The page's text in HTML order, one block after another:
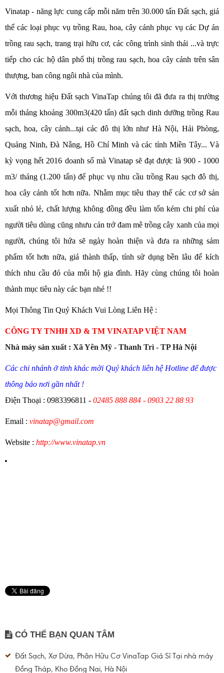
Vinatap - năng lực cung cấp mỗi năm trên 30.000 tấn Đất sạch, giá
thể các loại phục vụ trồng Rau, hoa, cây cảnh phục vụ các Dự án
trồng rau sạch, trang trại hữu cơ, các công trình sinh thái ...và trực
tiếp cho các hộ dân phố thị trồng rau sạch, hoa cây cảnh trên sân
thượng, ban công ngôi nhà của mình.
Với thương hiệu Đất sạch VinaTap chúng tôi đã đưa ra thị trường
mỗi tháng khoảng 300m3(420 tấn) đất sạch dinh dưỡng trồng Rau
sạch, hoa, cây cảnh...tại các đô thị lớn như Hà Nội, Hải Phòng,
Quảng Ninh, Đà Nẵng, Hồ Chí Minh và các tỉnh Miền Tây... Và
kỳ vọng hết 2016 doanh số mà Vinatap sẽ đạt được là 900 - 1000
m3/ tháng (1.200 tấn) để phục vụ nhu cầu trồng Rau sạch đô thị,
hoa cây cảnh tốt hơn nữa. Nhằm mục tiêu thay thế các cơ sở sản
xuất nhỏ lẻ, chất lượng không đồng đều làm tốn kém chi phí của
người tiêu dùng cũng nhưu cản trở đam mê trồng cây xanh của mọi
người, chúng tôi hứa sẽ ngày hoàn thiện và đưa ra những sảm
phẩm tốt hơn nữa, giá thành thấp, tính sử dụng bền lâu để kích
thích nhu cầu đó của mỗi hộ gia đình. Hãy cùng chúng tôi hoàn
thành mục tiêu này các bạn nhé !!
Mọi Thông Tin Quý Khách Vui Lòng Liên Hệ :
CÔNG TY TNHH XD & TM VINATAP VIỆT NAM
Nhà máy sản xuất : Xã Yên Mỹ - Thanh Trì - TP Hà Nội
Các chi nhánh ở tỉnh khác mời Quý khách liên hệ Hotline để được
thông báo nơi gần nhất !
Điện Thoại : 0983396811 - 02485 888 884 - 0903 22 88 93
Email : vinatap@gmail.com
Website : http://www.vinatap.vn
CÓ THỂ BẠN QUAN TÂM
Đất Sạch, Xơ Dừa, Phân Hữu Cơ VinaTap Giá Sỉ Tại nhà máy
Đồng Tháp, Kho Đồng Nai, Hà Nội